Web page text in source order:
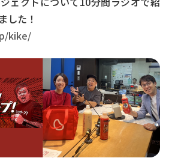
した！
kike/